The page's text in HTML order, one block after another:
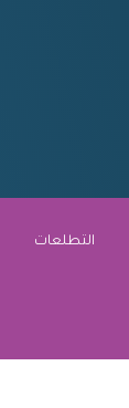
التطلعات